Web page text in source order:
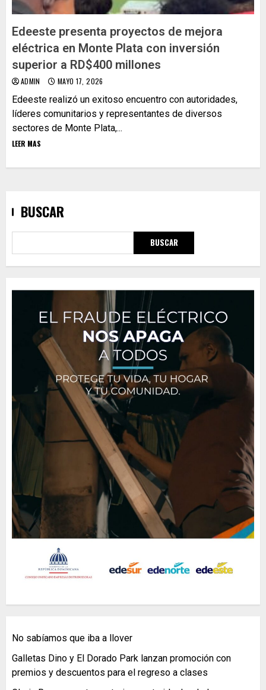
Edeeste presenta proyectos de mejora
eléctrica en Monte Plata con inversión
superior a RD$400 millones
ADMIN MAYO 17, 2026
Edeeste realizó un exitoso encuentro con autoridades,
líderes comunitarios y representantes de diversos
sectores de Monte Plata,...
LEER MAS
BUSCAR
BUSCAR
No sabíamos que iba a llover
Galletas Dino y El Dorado Park lanzan promoción con
premios y descuentos para el regreso a clases